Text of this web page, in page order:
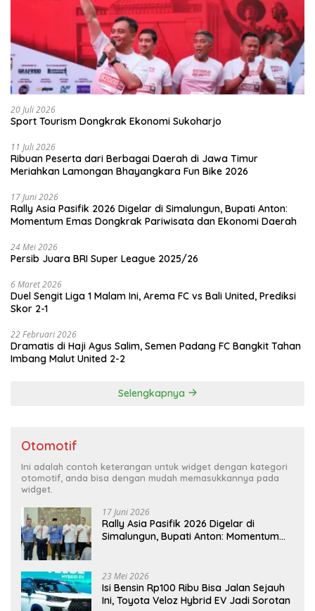
20 Juli 2026
Sport Tourism Dongkrak Ekonomi Sukoharjo
11 Juli 2026
Ribuan Peserta dari Berbagai Daerah di Jawa Timur
Meriahkan Lamongan Bhayangkara Fun Bike 2026
17 Juni 2026
Rally Asia Pasifik 2026 Digelar di Simalungun, Bupati Anton:
Momentum Emas Dongkrak Pariwisata dan Ekonomi Daerah
24 Mei 2026
Persib Juara BRI Super League 2025/26
6 Maret 2026
Duel Sengit Liga 1 Malam Ini, Arema FC vs Bali United, Prediksi
Skor 2-1
22 Februari 2026
Dramatis di Haji Agus Salim, Semen Padang FC Bangkit Tahan
Imbang Malut United 2-2
Selengkapnya
Otomotif
Ini adalah contoh keterangan untuk widget dengan kategori
otomotif, anda bisa dengan mudah memasukkannya pada
widget.
17 Juni 2026
Rally Asia Pasifik 2026 Digelar di
Simalungun, Bupati Anton: Momentum
23 Mei 2026
Isi Bensin Rp100 Ribu Bisa Jalan Sejauh
Ini, Toyota Veloz Hybrid EV Jadi Sorotan